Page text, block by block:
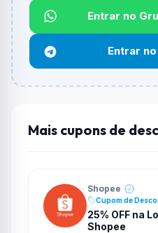
Funciona em qualquer
Não necessariamente.
e alguns vendedores ou
não aceitar cupons.
Entrar no
Entrar
Mais cupons de
Shopee
Cupom de
25% OFF na
Shopee